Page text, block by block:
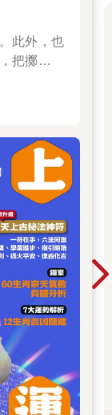
此外，也
把擲筊、